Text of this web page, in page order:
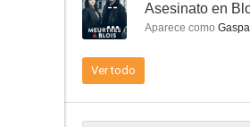
El caso sk1
4.9
-- Asesinato en
Aparece como
Ver todo